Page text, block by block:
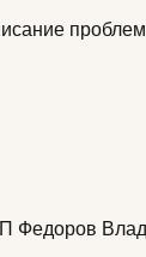
Федоров